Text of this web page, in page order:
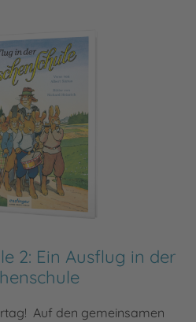
2: Ein Ausflug in der
Auf den gemeinsamen